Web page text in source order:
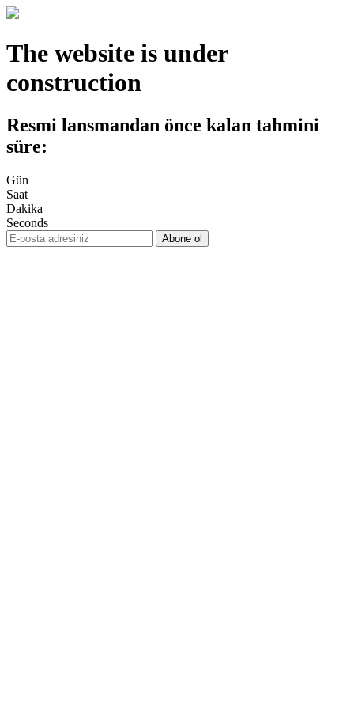
The website is under
construction
Resmi lansmandan önce kalan tahmini
süre:
Gün
Saat
Dakika
Seconds